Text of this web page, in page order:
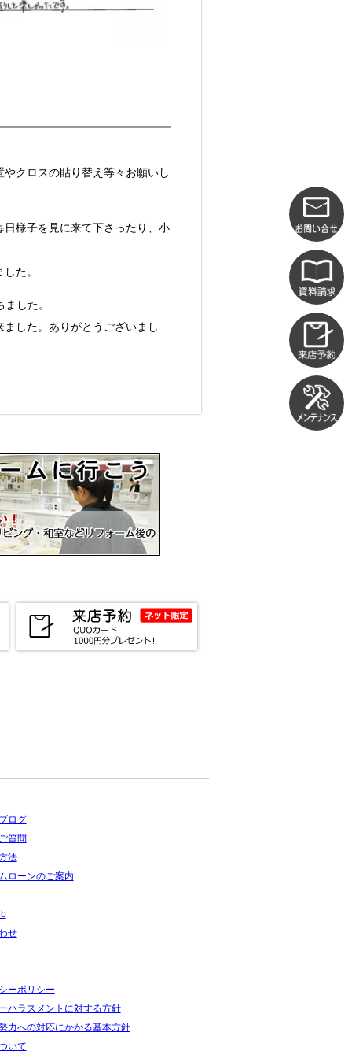
クロスの貼り替え等々お願いし
様子を見に来て下さったり、小
た。
した。
した。ありがとうございまし
ログ
質問
法
ローンのご案内
せ
ーポリシー
ハラスメントに対する方針
力への対応にかかる基本方針
いて